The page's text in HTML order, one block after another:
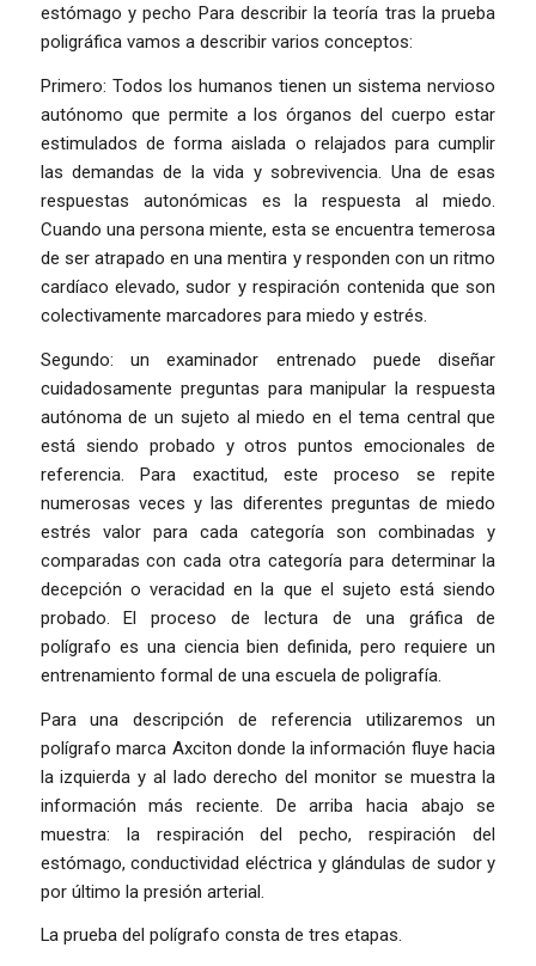
estómago y pecho Para describir la teoría tras la prueba
poligráfica vamos a describir varios conceptos:
Primero: Todos los humanos tienen un sistema nervioso
autónomo que permite a los órganos del cuerpo estar
estimulados de forma aislada o relajados para cumplir
las demandas de la vida y sobrevivencia. Una de esas
respuestas autonómicas es la respuesta al miedo.
Cuando una persona miente, esta se encuentra temerosa
de ser atrapado en una mentira y responden con un ritmo
cardíaco elevado, sudor y respiración contenida que son
colectivamente marcadores para miedo y estrés.
Segundo: un examinador entrenado puede diseñar
cuidadosamente preguntas para manipular la respuesta
autónoma de un sujeto al miedo en el tema central que
está siendo probado y otros puntos emocionales de
referencia. Para exactitud, este proceso se repite
numerosas veces y las diferentes preguntas de miedo
estrés valor para cada categoría son combinadas y
comparadas con cada otra categoría para determinar la
decepción o veracidad en la que el sujeto está siendo
probado. El proceso de lectura de una gráfica de
polígrafo es una ciencia bien definida, pero requiere un
entrenamiento formal de una escuela de poligrafía.
Para una descripción de referencia utilizaremos un
polígrafo marca Axciton donde la información fluye hacia
la izquierda y al lado derecho del monitor se muestra la
información más reciente. De arriba hacia abajo se
muestra: la respiración del pecho, respiración del
estómago, conductividad eléctrica y glándulas de sudor y
por último la presión arterial.
La prueba del polígrafo consta de tres etapas.